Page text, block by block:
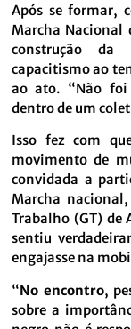
Após se formar,
Marcha Nacional
construção da
capacitismo ao
ao ato. “Não foi
dentro de um
Isso fez com
movimento de
convidada a
Marcha
Trabalho (GT) de
sentiu
engajasse na
“No encontro,
sobre a